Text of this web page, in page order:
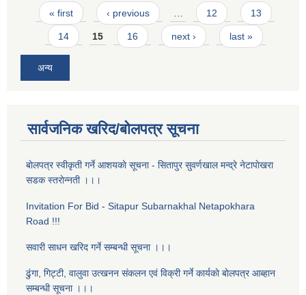
Pages
« first ‹ previous 12 13
14 15 16 next › last »
अन्य
सार्वजनिक खरिद/बोलपत्र सूचना
बाेलपत्र स्वीकृती गर्ने आशयकाे सूचना - सितापुर सुवर्णखाल मन्द्रे नेटापाेखरा
सडक स्तराेन्नती ।।।
Invitation For Bid - Sitapur Subarnakhal Netapokhara
Road !!!
सवारी साधन खरिद गर्ने सम्बन्धी सूचना ।।।
ढुंगा, गिट्टी, वालुवा उत्खनन संकलन एवं विक्री गर्ने कार्यकाे बाेलपत्र आब्हान
सम्बन्धी सूचना ।।।